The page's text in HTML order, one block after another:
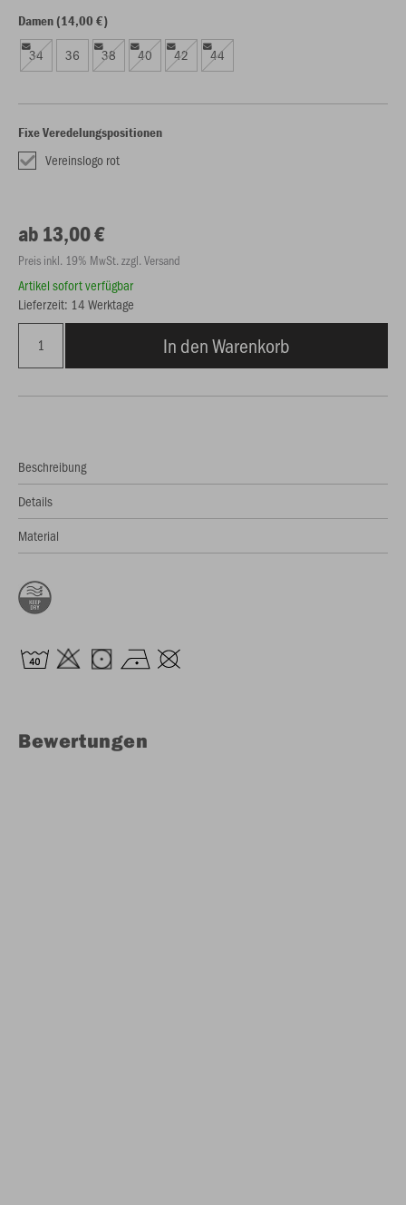
Damen (14,00 €)
34 36 38 40 42 44
Fixe Veredelungspositionen
Vereinslogo rot
ab 13,00 €
Preis inkl. 19% MwSt. zzgl. Versand
Artikel sofort verfügbar
Lieferzeit: 14 Werktage
In den Warenkorb
Beschreibung
Details
Material
Bewertungen